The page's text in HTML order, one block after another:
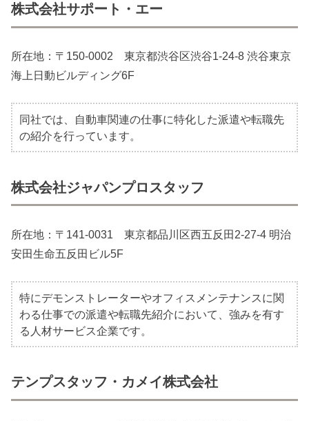
株式会社サポート・エー
所在地：〒150-0002 東京都渋谷区渋谷1-24-8 渋谷東京
海上日動ビルディング6F
同社では、自動車関連の仕事に特化した派遣や転職先
の紹介を行っています。
株式会社ジャパンプロスタッフ
所在地：〒141-0031 東京都品川区西五反田2-27-4 明治
安田生命五反田ビル5F
特にデモンストレーターやオフィスメンテナンスに関
わる仕事での派遣や転職先紹介において、強みを有す
る人材サービス企業です。
テンプスタッフ・カメイ株式会社